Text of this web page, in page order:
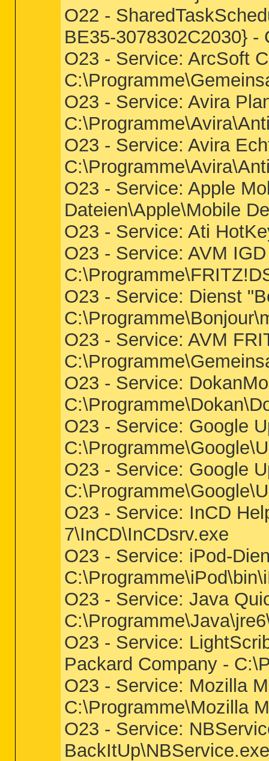
O22 -
BE35-3078302C2030}
O23 - Service: ArcSoft
O23 - Service: Avira
O23 - Service: Avira
O23 - Service: Apple
Dateien\Apple\Mobile
O23 - Service: Ati
O23 - Service: AVM
O23 - Service: Dienst
O23 - Service: AVM
O23 - Service:
O23 - Service: Google
O23 - Service: Google
O23 - Service: InCD
7\InCD\InCDsrv.exe
O23 - Service: iPod-
O23 - Service: Java
O23 - Service:
Packard Company -
O23 - Service: Mozilla
C:\Programme\Mozilla
O23 - Service:
BackItUp\NBService.exe